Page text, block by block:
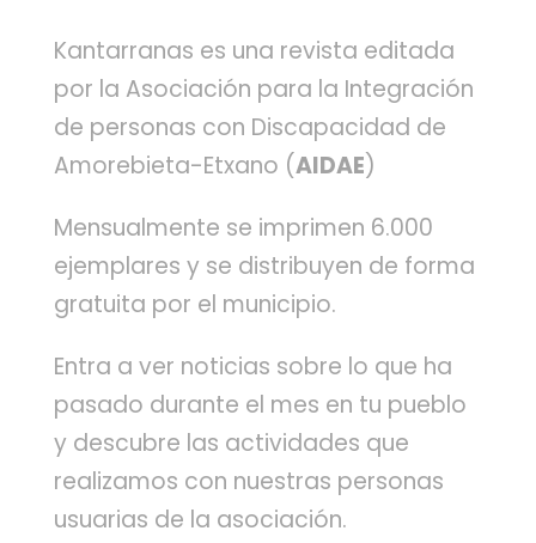
Kantarranas es una revista editada
por la Asociación para la Integración
de personas con Discapacidad de
Amorebieta-Etxano (AIDAE)
Mensualmente se imprimen 6.000
ejemplares y se distribuyen de forma
gratuita por el municipio.
Entra a ver noticias sobre lo que ha
pasado durante el mes en tu pueblo
y descubre las actividades que
realizamos con nuestras personas
usuarias de la asociación.